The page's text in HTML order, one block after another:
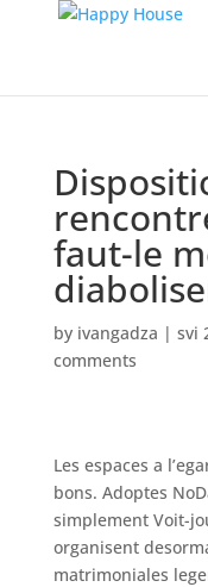
faut-le
by ivangadza | svi
comments
Les espaces a
bons. Adoptes
simplement Voit-
organisent
matrimoniales